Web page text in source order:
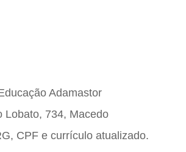
Adamastor
Lobato, 734, Macedo
CPF e currículo atualizado.